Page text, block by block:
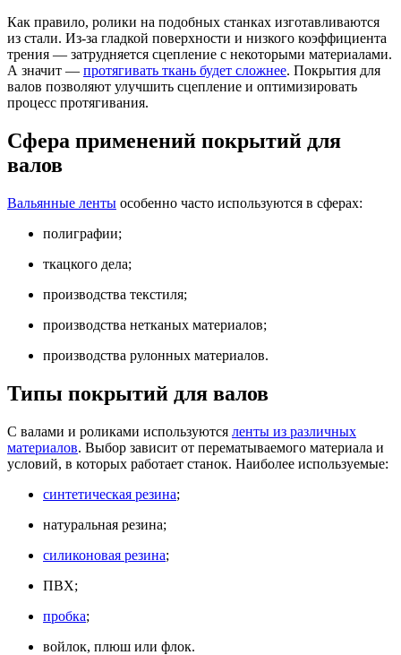
Как правило, ролики на подобных станках изготавливаются
из стали. Из-за гладкой поверхности и низкого коэффициента
трения — затрудняется сцепление с некоторыми материалами.
А значит — протягивать ткань будет сложнее. Покрытия для
валов позволяют улучшить сцепление и оптимизировать
процесс протягивания.
Сфера применений покрытий для
валов
Вальянные ленты особенно часто используются в сферах:
полиграфии;
ткацкого дела;
производства текстиля;
производства нетканых материалов;
производства рулонных материалов.
Типы покрытий для валов
С валами и роликами используются ленты из различных
материалов. Выбор зависит от перематываемого материала и
условий, в которых работает станок. Наиболее используемые:
синтетическая резина;
натуральная резина;
силиконовая резина;
ПВХ;
пробка;
войлок, плюш или флок.